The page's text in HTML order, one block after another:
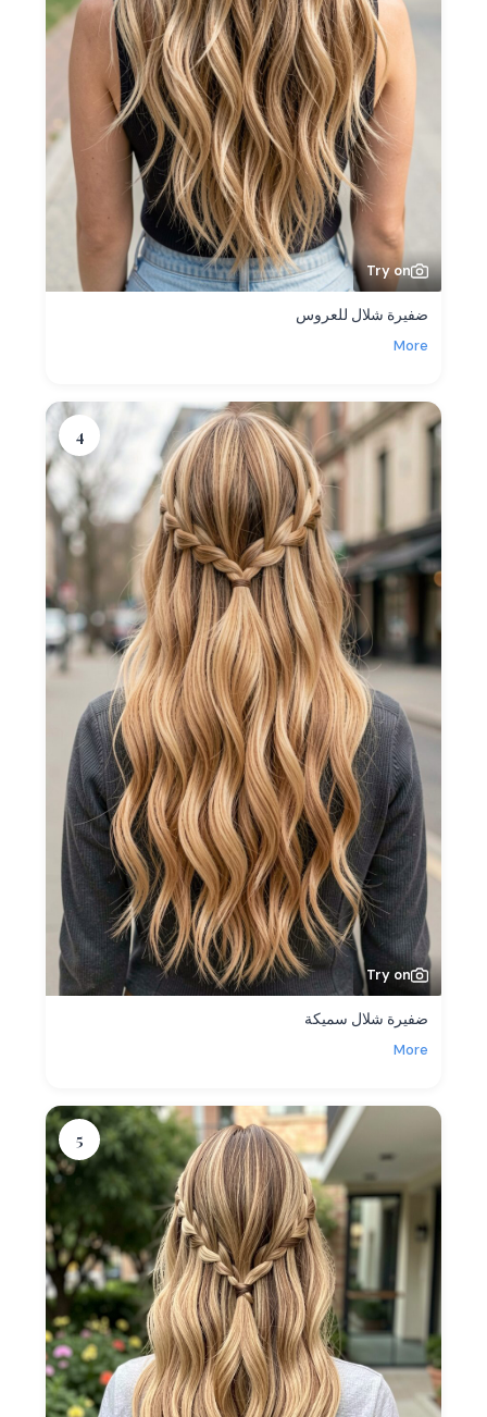
Try on
ضفيرة شلال للعروس
More
4
Try on
ضفيرة شلال سميكة
More
5